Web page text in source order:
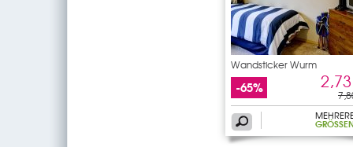
Wandsticker Wurm
-65%
GRÖSSEN